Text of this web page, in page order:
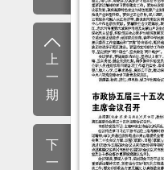
上
一
期
下
一